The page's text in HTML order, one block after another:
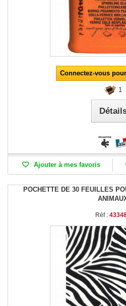
Connectez-vous
1
Ajouter à mes favoris
POCHETTE DE 30 FEUILLES
Réf :